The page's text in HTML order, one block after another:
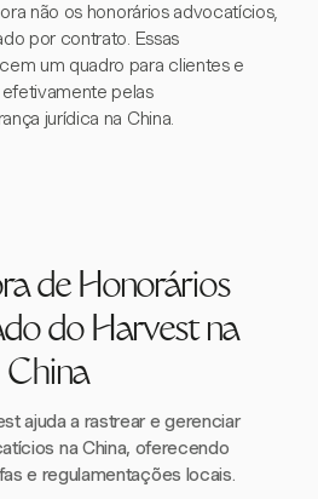
não os honorários advocatícios,
por contrato. Essas
um quadro para clientes e
pelas
jurídica na China.
de Honorários
do Harvest na
China
ajuda a rastrear e gerenciar
na China, oferecendo
e regulamentações locais.